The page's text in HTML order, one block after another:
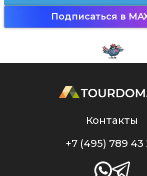
Подписаться в
Контакты
+7 (495) 789 43